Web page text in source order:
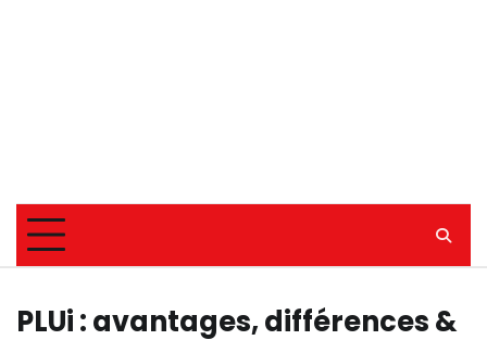
PLUi : avantages, différences &